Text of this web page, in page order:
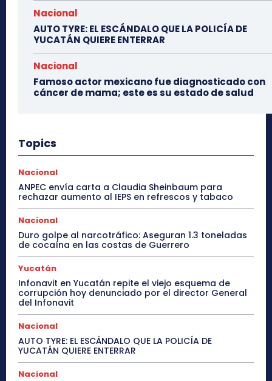
Nacional
AUTO TYRE: EL ESCÁNDALO QUE LA POLICÍA DE
YUCATÁN QUIERE ENTERRAR
Nacional
Famoso actor mexicano fue diagnosticado con
cáncer de mama; este es su estado de salud
Topics
Nacional
ANPEC envía carta a Claudia Sheinbaum para
rechazar aumento al IEPS en refrescos y tabaco
Nacional
Duro golpe al narcotráfico: Aseguran 1.3 toneladas
de cocaína en las costas de Guerrero
Yucatán
Infonavit en Yucatán repite el viejo esquema de
corrupción hoy denunciado por el director General
del Infonavit
Nacional
AUTO TYRE: EL ESCÁNDALO QUE LA POLICÍA DE
YUCATÁN QUIERE ENTERRAR
Nacional